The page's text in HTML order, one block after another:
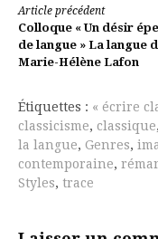
Lire
la
Article précédent
Colloque « Un désir
de langue » La langue
Marie-Hélène Lafon
Étiquettes : « écrire
classicisme, classique,
la langue, Genres,
contemporaine,
Styles, trace